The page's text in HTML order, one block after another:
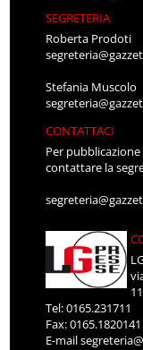
SEGRETERIA
Roberta Prodoti
Stefania Muscolo
CONTATTACI
Per
contattare la
Tel: 0165.231711
Fax: 0165.1820141
E-mail